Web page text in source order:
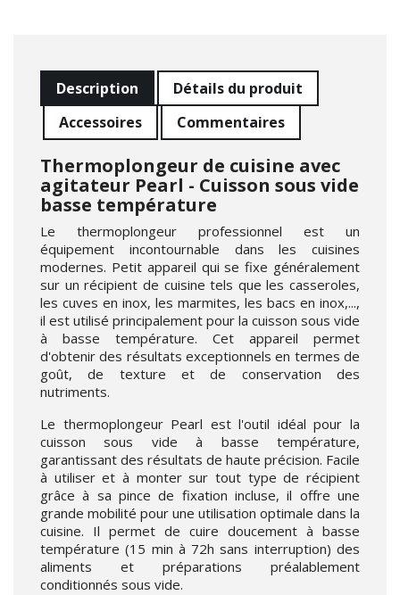
Description
Détails du produit
Accessoires
Commentaires
Thermoplongeur de cuisine avec
agitateur Pearl - Cuisson sous vide
basse température
Le thermoplongeur professionnel est un
équipement incontournable dans les cuisines
modernes. Petit appareil qui se fixe généralement
sur un récipient de cuisine tels que les casseroles,
les cuves en inox, les marmites, les bacs en inox,...,
il est utilisé principalement pour la cuisson sous vide
à basse température. Cet appareil permet
d'obtenir des résultats exceptionnels en termes de
goût, de texture et de conservation des
nutriments.
Le thermoplongeur Pearl est l'outil idéal pour la
cuisson sous vide à basse température,
garantissant des résultats de haute précision. Facile
à utiliser et à monter sur tout type de récipient
grâce à sa pince de fixation incluse, il offre une
grande mobilité pour une utilisation optimale dans la
cuisine. Il permet de cuire doucement à basse
température (15 min à 72h sans interruption) des
aliments et préparations préalablement
conditionnés sous vide.